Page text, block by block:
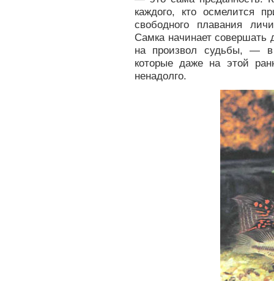
каждого, кто осмелится
свободного плавания
Самка начинает совершать
на произвол судьбы, — в
которые даже на этой
ненадолго.